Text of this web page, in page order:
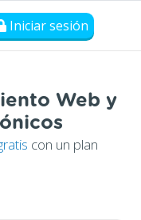
Iniciar sesión
Web y
con un plan